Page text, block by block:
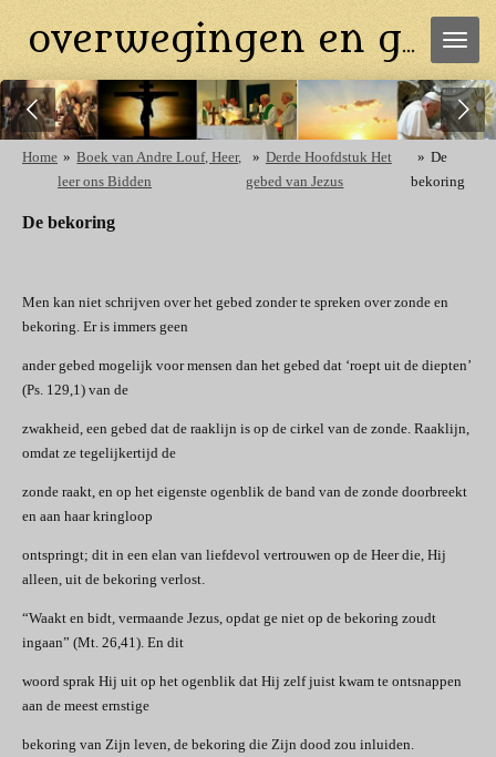
direct
de
hoofdinhoud
overwegingen en gebeden
Home » Boek van Andre Louf, Heer,
leer ons Bidden
» Derde Hoofdstuk Het
gebed van Jezus
» De
bekoring
De bekoring
Men kan niet schrijven over het gebed zonder te spreken over zonde en
bekoring. Er is immers geen
ander gebed mogelijk voor mensen dan het gebed dat ‘roept uit de diepten’
(Ps. 129,1) van de
zwakheid, een gebed dat de raaklijn is op de cirkel van de zonde. Raaklijn,
omdat ze tegelijkertijd de
zonde raakt, en op het eigenste ogenblik de band van de zonde doorbreekt
en aan haar kringloop
ontspringt; dit in een elan van liefdevol vertrouwen op de Heer die, Hij
alleen, uit de bekoring verlost.
“Waakt en bidt, vermaande Jezus, opdat ge niet op de bekoring zoudt
ingaan” (Mt. 26,41). En dit
woord sprak Hij uit op het ogenblik dat Hij zelf juist kwam te ontsnappen
aan de meest ernstige
bekoring van Zijn leven, de bekoring die Zijn dood zou inluiden.